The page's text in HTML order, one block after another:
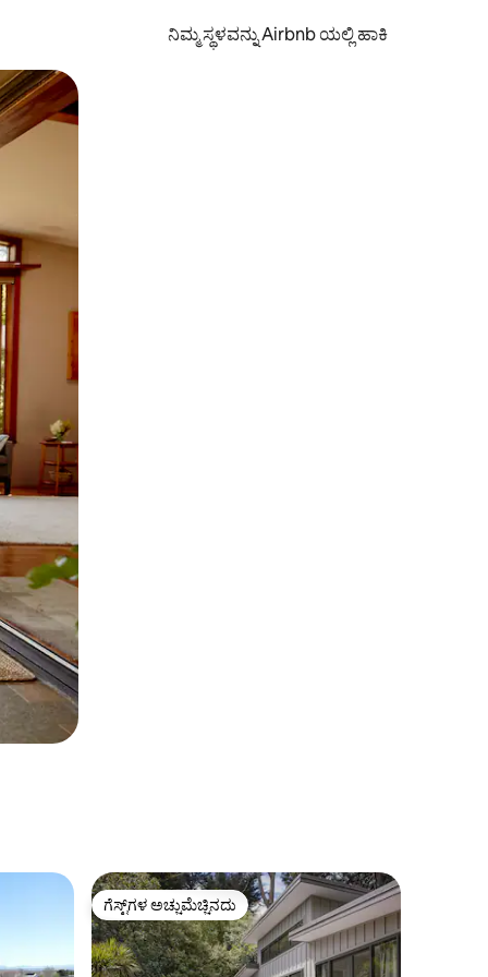
ನಿಮ್ಮ ಸ್ಥಳವನ್ನು Airbnb ಯಲ್ಲಿ ಹಾಕಿ
ಗೆಸ್ಟ್‌ಗಳ ಅಚ್ಚುಮೆಚ್ಚಿನದು
ಗೆಸ್ಟ್‌ಗಳ ಅಚ್ಚುಮೆಚ್ಚಿನದು